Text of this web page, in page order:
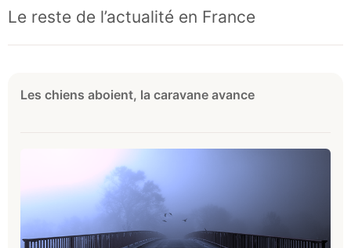
Le reste de l’actualité en France
Les chiens aboient, la caravane avance